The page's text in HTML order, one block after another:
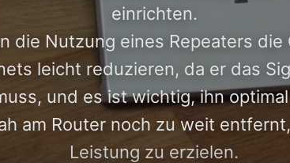
einrichten.
die Nutzung eines Repeaters
leicht reduzieren, da er das
und es ist wichtig, ihn
am Router noch zu weit
Leistung zu erzielen.